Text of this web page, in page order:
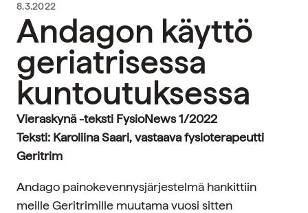
8.3.2022
Andagon käyttö
geriatrisessa
kuntoutuksessa
Vieraskynä -teksti FysioNews 1/2022
Teksti: Karoliina Saari, vastaava fysioterapeutti
Geritrim
Andago painokevennysjärjestelmä hankittiin
meille Geritrimille muutama vuosi sitten